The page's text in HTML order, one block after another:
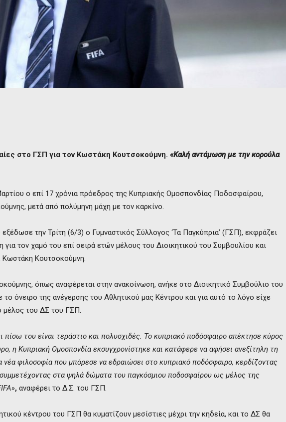
στο ΓΣΠ για τον Κωστάκη Κουτσοκούμνη. «Καλή αντάμωση με την κορούλα
ο επί 17 χρόνια πρόεδρος της Κυπριακής Ομοσπονδίας Ποδοσφαίρου,
μετά από πολύμηνη μάχη με τον καρκίνο.
την Τρίτη (6/3) ο Γυμναστικός Σύλλογος ‘Τα Παγκύπρια’ (ΓΣΠ), εκφράζει
για τον χαμό του επί σειρά ετών μέλους του Διοικητικού του Συμβουλίου και
Κουτσοκούμνη.
όπως αναφέρεται στην ανακοίνωση, ανήκε στο Διοικητικό Συμβούλιο του
όνειρο της ανέγερσης του Αθλητικού μας Κέντρου και για αυτό το λόγο είχε
μέλος του ΔΣ του ΓΣΠ.
πίσω του είναι τεράστιο και πολυσχιδές. Το κυπριακό ποδόσφαιρο απέκτησε κύρος
η Κυπριακή Ομοσπονδία εκσυγχρονίστηκε και κατάφερε να αφήσει ανεξίτηλη τη
νέα φιλοσοφία που μπόρεσε να εδραιώσει στο κυπριακό ποδόσφαιρο, κερδίζοντας
στα ψηλά δώματα του παγκόσμιου ποδοσφαίρου ως μέλος της
, αναφέρει το Δ.Σ. του ΓΣΠ.
κέντρου του ΓΣΠ θα κυματίζουν μεσίστιες μέχρι την κηδεία, και το ΔΣ θα